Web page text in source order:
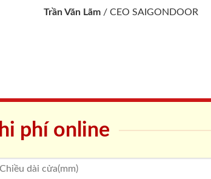
Trần Văn Lãm / CEO SAIGONDOOR
phí online